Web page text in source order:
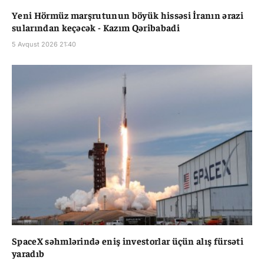
Yeni Hörmüz marşrutunun böyük hissəsi İranın ərazi
sularından keçəcək - Kazım Qəribabadi
5 Avqust 2026 21:40
SpaceX səhmlərində eniş investorlar üçün alış fürsəti
yaradıb